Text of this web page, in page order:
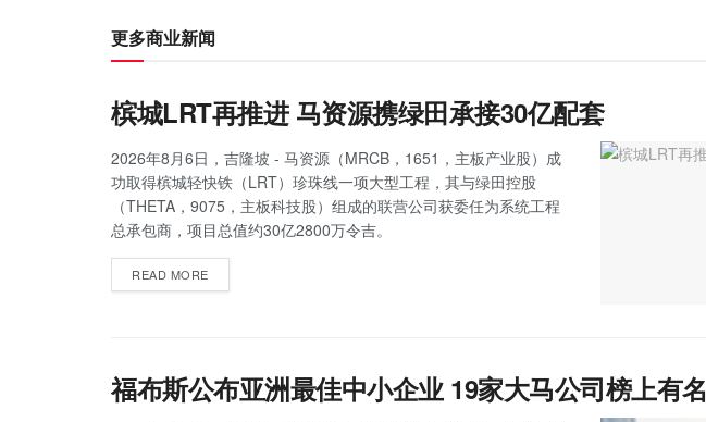
更多商业新闻
槟城LRT再推进 马资源携绿田承接30亿配套
2026年8月6日，吉隆坡 - 马资源（MRCB，1651，主板产业股）成
功取得槟城轻快铁（LRT）珍珠线一项大型工程，其与绿田控股
（THETA，9075，主板科技股）组成的联营公司获委任为系统工程
总承包商，项目总值约30亿2800万令吉。
READ MORE
福布斯公布亚洲最佳中小企业 19家大马公司榜上有名